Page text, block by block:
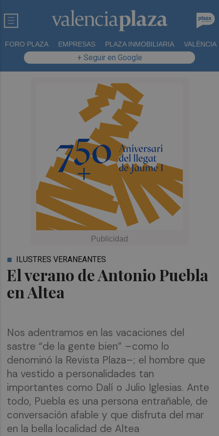
FORO PLAZA EMPRESAS PLAZA INMOBILIARIA VALÈNCIA
+ Seguir en Google
El verano de Antonio Puebla
en Altea
ILUSTRES VERANEANTES
Nos adentramos en las vacaciones del
sastre “de la gente bien” –como lo
denominó la Revista Plaza–; el hombre que
ha vestido a personalidades tan
importantes como Dalí o Julio Iglesias. Ante
todo, Puebla es una persona entrañable, de
conversación afable y que disfruta del mar
en la bella localidad de Altea